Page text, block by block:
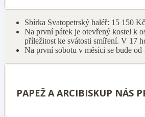
Sbírka Svatopetrský haléř: 15 150
Na první pátek je otevřený kostel k
příležitost ke svátosti smíření. V 17
Na první sobotu v měsíci se bude
PAPEŽ A ARCIBISKUP NÁS